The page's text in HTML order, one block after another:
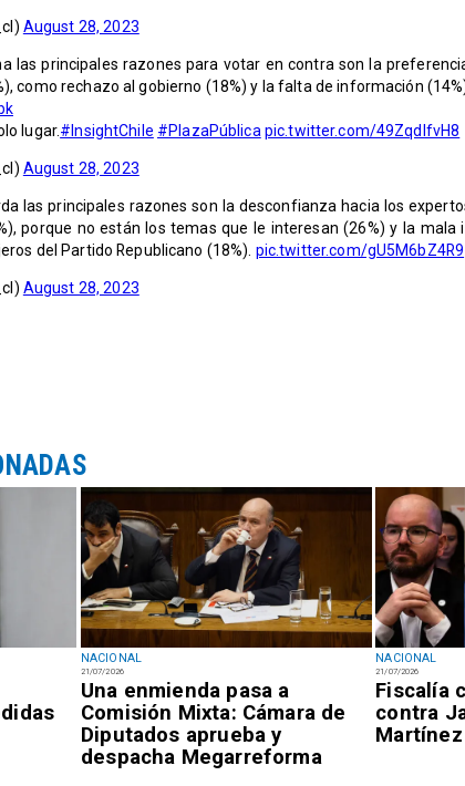
August 28, 2023
las principales razones para votar en contra son la
como rechazo al gobierno (18%) y la falta de información
lugar.#InsightChile #PlazaPública pic.twitter.com/49ZqdlfvH8
August 28, 2023
las principales razones son la desconfianza hacia los
porque no están los temas que le interesan (26%) y la mala
del Partido Republicano (18%). pic.twitter.com/gU5M6bZ4R9
August 28, 2023
NACIONAL
21/07/2026
Una enmienda pasa a
Comisión Mixta: Cámara de
Diputados aprueba y
despacha Megarreforma
NACIONAL
21/07/2026
Fiscalía
contra
Martínez